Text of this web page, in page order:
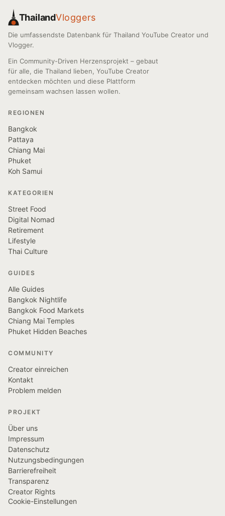
ThailandVloggers
Die umfassendste Datenbank für Thailand YouTube Creator und
Vlogger.
Ein Community-Driven Herzensprojekt – gebaut
für alle, die Thailand lieben, YouTube Creator
entdecken möchten und diese Plattform
gemeinsam wachsen lassen wollen.
REGIONEN
Bangkok
Pattaya
Chiang Mai
Phuket
Koh Samui
KATEGORIEN
Street Food
Digital Nomad
Retirement
Lifestyle
Thai Culture
GUIDES
Alle Guides
Bangkok Nightlife
Bangkok Food Markets
Chiang Mai Temples
Phuket Hidden Beaches
COMMUNITY
Creator einreichen
Kontakt
Problem melden
PROJEKT
Über uns
Impressum
Datenschutz
Nutzungsbedingungen
Barrierefreiheit
Transparenz
Creator Rights
Cookie-Einstellungen